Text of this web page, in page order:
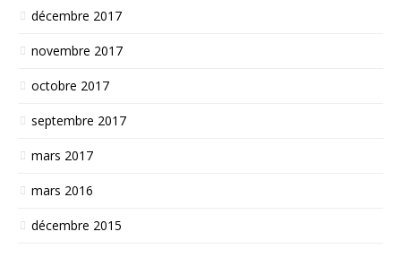
décembre 2017
novembre 2017
octobre 2017
septembre 2017
mars 2017
mars 2016
décembre 2015